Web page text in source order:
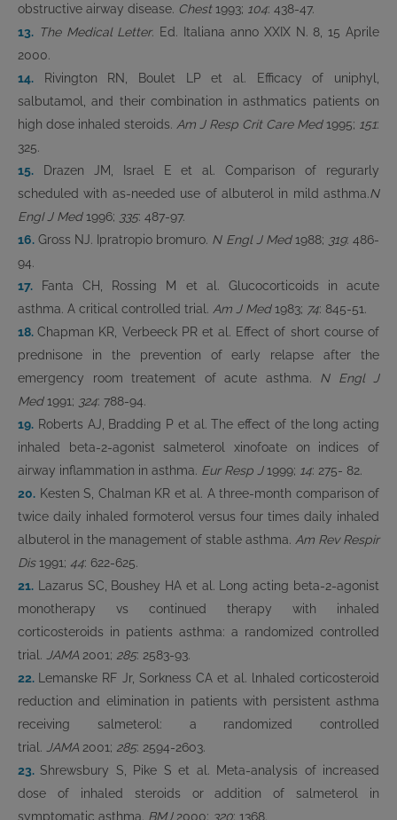
obstructive airway disease. Chest1993; 104: 438-47.
13. The Medical Letter. Ed. Italiana anno XXIX N. 8, 15 Aprile
2000.
14. Rivington RN, Boulet LP et al. Efficacy of uniphyl,
salbutamol, and their combination in asthmatics patients on
high dose inhaled steroids. Am J Resp Crit Care Med1995; 151:
325.
15. Drazen JM, Israel E et al. Comparison of regurarly
scheduled with as-needed use of albuterol in mild asthma.N
EngI J Med1996; 335: 487-97.
16. Gross NJ. Ipratropio bromuro. N Engl J Med1988; 319: 486-
94.
17. Fanta CH, Rossing M et al. Glucocorticoids in acute
asthma. A critical controlled trial. Am J Med1983; 74: 845-51.
18.Chapman KR, Verbeeck PR et al. Effect of short course of
prednisone in the prevention of early relapse after the
emergency room treatement of acute asthma. N Engl J
Med1991; 324: 788-94.
19. Roberts AJ, Bradding P et al. The effect of the long acting
inhaled beta-2-agonist salmeterol xinofoate on indices of
airway inflammation in asthma. Eur Resp J1999; 14: 275- 82.
20. Kesten S, Chalman KR et al. A three-month comparison of
twice daily inhaled formoterol versus four times daily inhaled
albuterol in the management of stable asthma. Am Rev Respir
Dis1991; 44: 622-625.
21. Lazarus SC, Boushey HA et al. Long acting beta-2-agonist
monotherapy vs continued therapy with inhaled
corticosteroids in patients asthma: a randomized controlled
trial. JAMA 2001; 285: 2583-93.
22. Lemanske RF Jr, Sorkness CA et al. lnhaled corticosteroid
reduction and elimination in patients with persistent asthma
receiving salmeterol: a randomized controlled
trial. JAMA 2001; 285: 2594-2603.
23.Shrewsbury S, Pike S et al. Meta-analysis of increased
dose of inhaled steroids or addition of salmeterol in
symptomatic asthma. BMJ2000; 320: 1368.